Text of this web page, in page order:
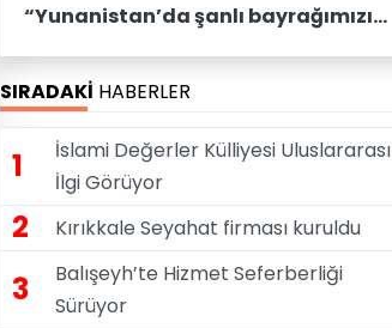
“Yunanistan’da şanlı bayrağımızın
SIRADAKİ HABERLER
1
İslami Değerler Külliyesi Uluslararası
İlgi Görüyor
2 Kırıkkale Seyahat firması kuruldu
3
Balışeyh’te Hizmet Seferberliği
Sürüyor